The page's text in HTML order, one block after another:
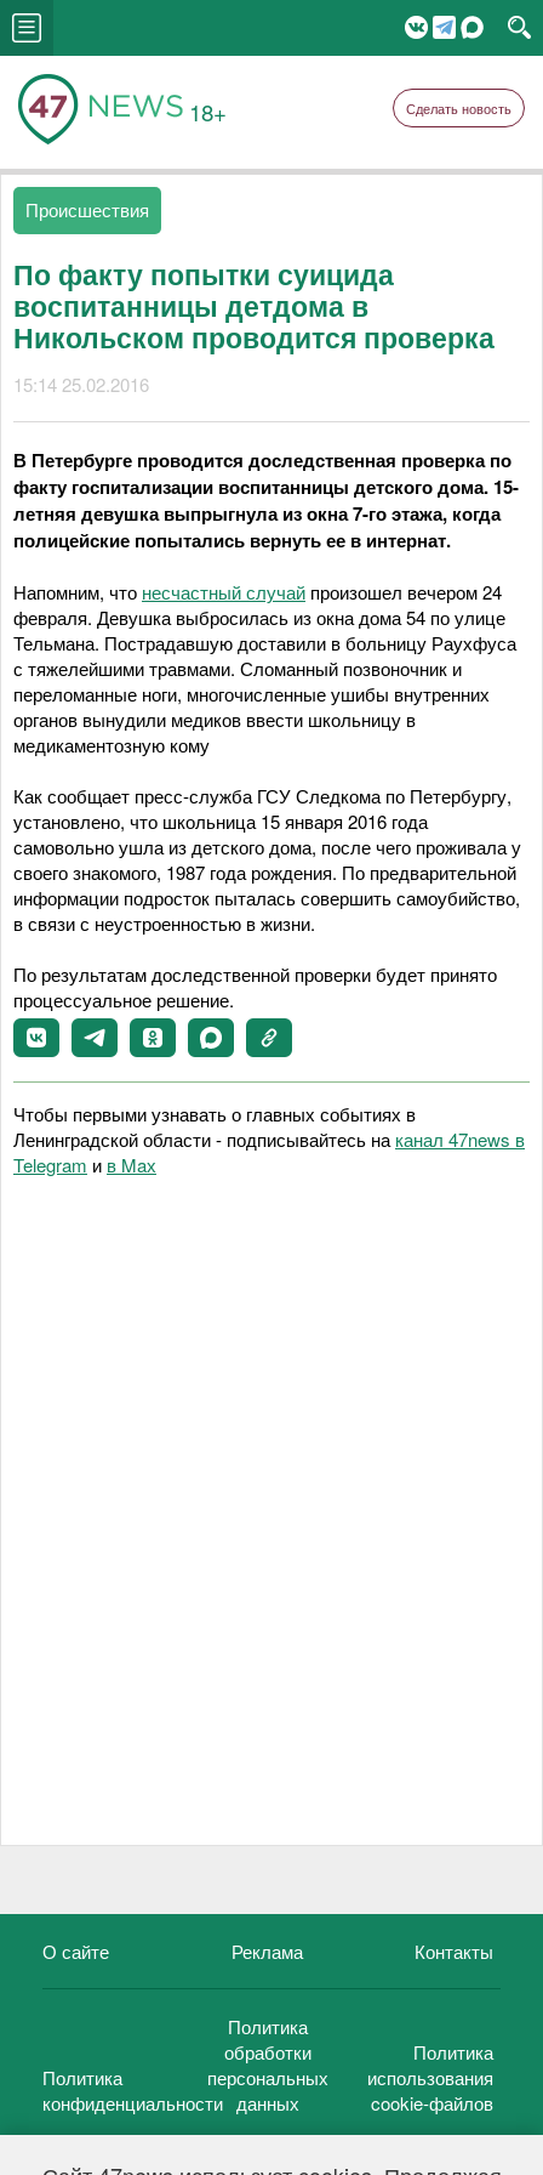
18+ Сделать новость
Происшествия
По факту попытки суицида
воспитанницы детдома в
Никольском проводится проверка
15:14 25.02.2016
В Петербурге проводится доследственная проверка по
факту госпитализации воспитанницы детского дома. 15-
летняя девушка выпрыгнула из окна 7-го этажа, когда
полицейские попытались вернуть ее в интернат.
Напомним, что несчастный случай произошел вечером 24
февраля. Девушка выбросилась из окна дома 54 по улице
Тельмана. Пострадавшую доставили в больницу Раухфуса
с тяжелейшими травмами. Сломанный позвоночник и
переломанные ноги, многочисленные ушибы внутренних
органов вынудили медиков ввести школьницу в
медикаментозную кому
Как сообщает пресс-служба ГСУ Следкома по Петербургу,
установлено, что школьница 15 января 2016 года
самовольно ушла из детского дома, после чего проживала у
своего знакомого, 1987 года рождения. По предварительной
информации подросток пыталась совершить самоубийство,
в связи с неустроенностью в жизни.
По результатам доследственной проверки будет принято
процессуальное решение.
Чтобы первыми узнавать о главных событиях в
Ленинградской области - подписывайтесь на канал 47news в
Telegram и в Maх
О сайте Реклама Контакты
Политика
конфиденциальности
Политика
обработки
персональных
данных
Политика
использования
cookie-файлов